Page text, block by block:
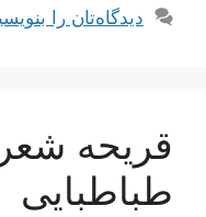
دیدگاه‌تان را
قریحه
طباطبایی